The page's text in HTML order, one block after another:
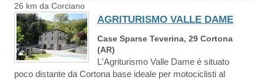
26 km da Corciano
AGRITURISMO VALLE DAME
Case Sparse Teverina, 29 Cortona
(AR)
L'Agriturismo Valle Dame è situato
poco distante da Cortona base ideale per motociclisti al